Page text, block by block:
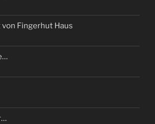
Fingerhut Haus